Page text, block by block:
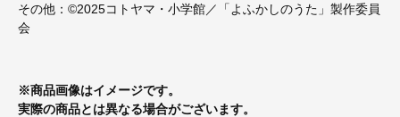
その他：©2025コトヤマ・小学館／「よふかしのうた」製作委員
会
※商品画像はイメージです。
実際の商品とは異なる場合がございます。